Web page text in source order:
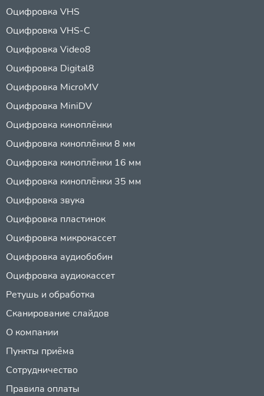
Оцифровка VHS
Оцифровка VHS-C
Оцифровка Video8
Оцифровка Digital8
Оцифровка MicroMV
Оцифровка MiniDV
Оцифровка киноплёнки
Оцифровка киноплёнки 8 мм
Оцифровка киноплёнки 16 мм
Оцифровка киноплёнки 35 мм
Оцифровка звука
Оцифровка пластинок
Оцифровка микрокассет
Оцифровка аудиобобин
Оцифровка аудиокассет
Ретушь и обработка
Сканирование слайдов
О компании
Пункты приёма
Сотрудничество
Правила оплаты